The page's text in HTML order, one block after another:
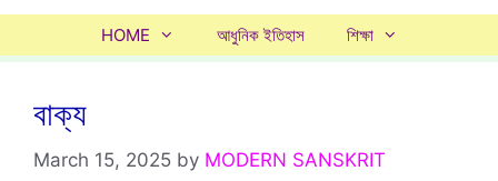
HOME আধুনিক ইতিহাস শিক্ষা
বাক্য
March 15, 2025 by MODERN SANSKRIT